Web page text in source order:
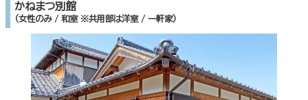
かねまつ別館
（女性のみ / 和室 ※共用部は洋室 / 一軒家）